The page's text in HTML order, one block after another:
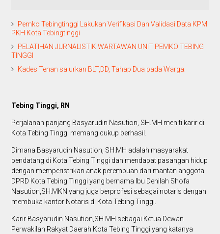
Pemko Tebingtinggi Lakukan Verifikasi Dan Validasi Data KPM
PKH Kota Tebingtinggi
PELATIHAN JURNALISTIK WARTAWAN UNIT PEMKO TEBING
TINGGI
Kades Tenan salurkan BLT,DD, Tahap Dua pada Warga.
Tebing Tinggi, RN
Perjalanan panjang Basyarudin Nasution, SH.MH meniti karir di
Kota Tebing Tinggi memang cukup berhasil.
Dimana Basyarudin Nasution, SH.MH adalah masyarakat
pendatang di Kota Tebing Tinggi dan mendapat pasangan hidup
dengan memperistrikan anak perempuan dari mantan anggota
DPRD Kota Tebing Tinggi yang bernama Ibu Denilah Shofa
Nasution,SH.MKN yang juga berprofesi sebagai notaris dengan
membuka kantor Notaris di Kota Tebing Tinggi.
Karir Basyarudin Nasution,SH.MH sebagai Ketua Dewan
Perwakilan Rakyat Daerah Kota Tebing Tinggi yang katanya